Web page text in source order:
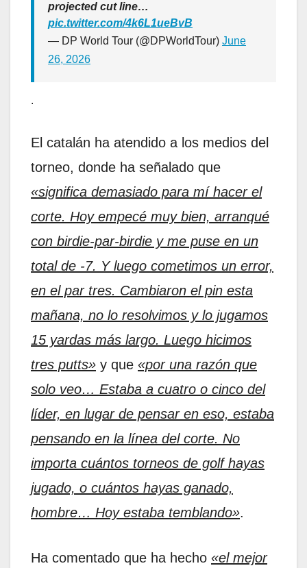
projected cut line…
pic.twitter.com/4k6L1ueBvB
— DP World Tour (@DPWorldTour) June
26, 2026
.
El catalán ha atendido a los medios del
torneo, donde ha señalado que
«significa demasiado para mí hacer el
corte. Hoy empecé muy bien, arranqué
con birdie-par-birdie y me puse en un
total de -7. Y luego cometimos un error,
en el par tres. Cambiaron el pin esta
mañana, no lo resolvimos y lo jugamos
15 yardas más largo. Luego hicimos
tres putts» y que «por una razón que
solo veo… Estaba a cuatro o cinco del
líder, en lugar de pensar en eso, estaba
pensando en la línea del corte. No
importa cuántos torneos de golf hayas
jugado, o cuántos hayas ganado,
hombre… Hoy estaba temblando».
Ha comentado que ha hecho «el mejor